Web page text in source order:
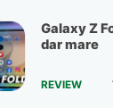
Galaxy Z
dar mare
REVIEW